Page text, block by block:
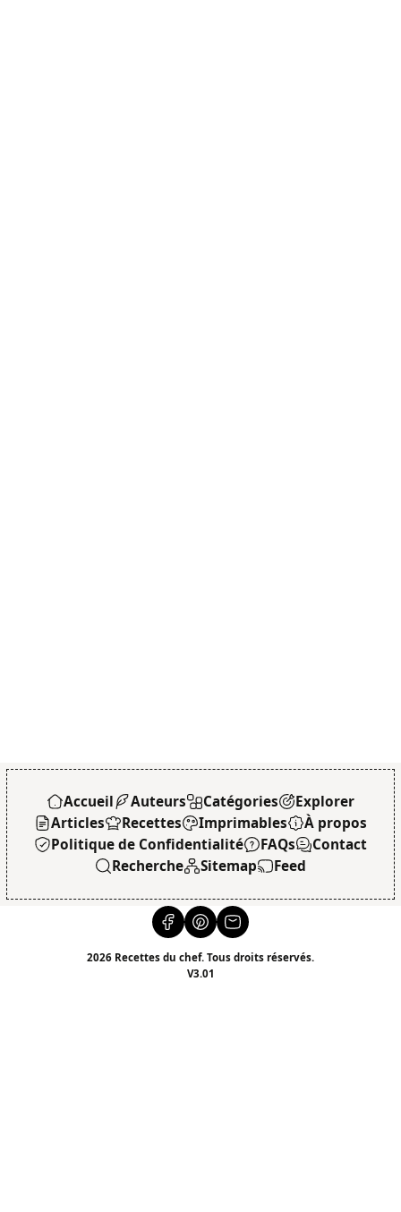
Accueil Auteurs Catégories
Explorer
Articles
Recettes Imprimables
À propos
Politique de Confidentialité
FAQs
Contact
Recherche
Sitemap Feed
2026 Recettes du chef. Tous droits réservés.
V3.01